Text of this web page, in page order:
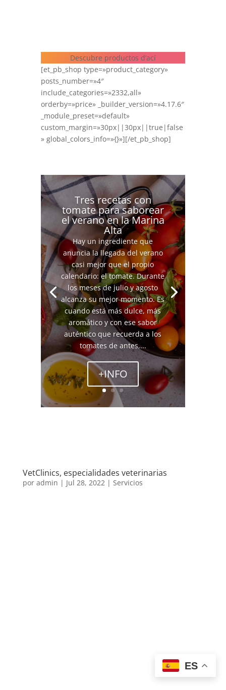
Descubre productos d’ací
[et_pb_shop type=»product_category»
posts_number=»4″
include_categories=»2332,all»
orderby=»price» _builder_version=»4.17.6″
_module_preset=»default»
custom_margin=»30px||30px||true|false
» global_colors_info=»{}»][/et_pb_shop]
Tres recetas con
tomate para saborear
el verano en la Marina
Alta
Hay un ingrediente que
anuncia la llegada del verano
casi mejor que el propio
calendario: el tomate. Durante
los meses de julio y agosto
alcanza su mejor momento. Es
cuando está más dulce, más
aromático y con ese sabor
auténtico que recuerda a los
tomates de antes,...
+INFO
VetClinics, especialidades veterinarias
por admin | Jul 28, 2022| Servicios
ES